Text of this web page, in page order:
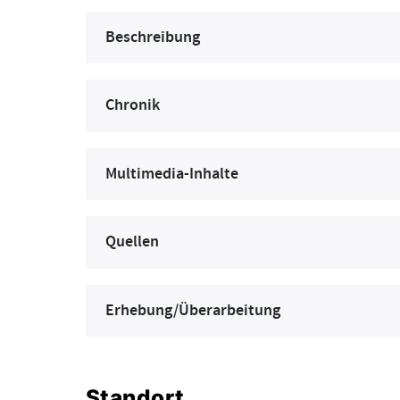
Beschreibung
Chronik
Multimedia-Inhalte
Quellen
Erhebung/Überarbeitung